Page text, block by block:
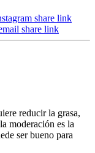
reducir la grasa,
moderación es la
ser bueno para